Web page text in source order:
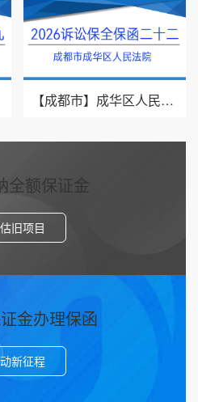
【成都市】成华区人民法院/借款纠纷/2026诉讼保全保函二十二
全额保证金
旧项目
金办理保函
新征程